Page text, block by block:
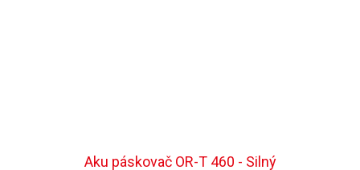
Aku páskovač OR-T 460 - Silný